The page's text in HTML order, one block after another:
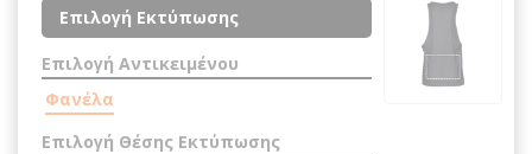
Επιλογή Εκτύπωσης
Επιλογή Αντικειμένου
Φανέλα
Επιλογή Θέσης Εκτύπωσης